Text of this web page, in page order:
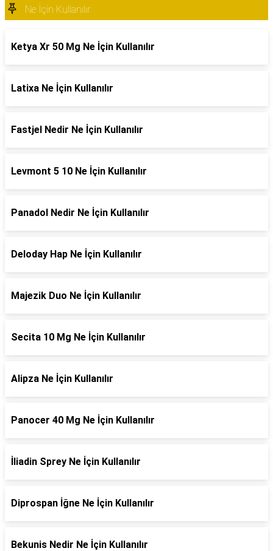
Ne İçin Kullanılır
Ketya Xr 50 Mg Ne İçin Kullanılır
Latixa Ne İçin Kullanılır
Fastjel Nedir Ne İçin Kullanılır
Levmont 5 10 Ne İçin Kullanılır
Panadol Nedir Ne İçin Kullanılır
Deloday Hap Ne İçin Kullanılır
Majezik Duo Ne İçin Kullanılır
Secita 10 Mg Ne İçin Kullanılır
Alipza Ne İçin Kullanılır
Panocer 40 Mg Ne İçin Kullanılır
İliadin Sprey Ne İçin Kullanılır
Diprospan İğne Ne İçin Kullanılır
Bekunis Nedir Ne İçin Kullanılır